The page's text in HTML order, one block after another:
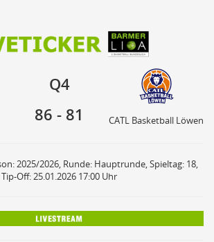
CATL Basketball Löwen
Q4
86 - 81 CATL Basketball Löwen
2025/2026, Runde: Hauptrunde, Spieltag: 18,
Tip-Off: 25.01.2026 17:00 Uhr